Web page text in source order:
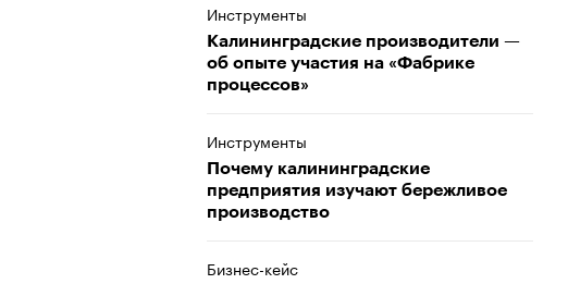
Инструменты
Калининградские производители —
об опыте участия на «Фабрике
процессов»
Инструменты
Почему калининградские
предприятия изучают бережливое
производство
Бизнес-кейс